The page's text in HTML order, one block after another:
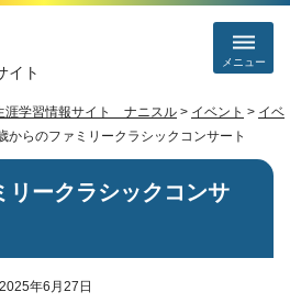
イト
メニュー
涯学習情報サイト ナニスル > イベント > イベ
からのファミリークラシックコンサート
リークラシックコンサ
年6月27日